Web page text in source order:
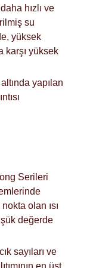
hızlı ve
su
yüksek
karşı yüksek
yapılan
Serileri
olan ısı
değerde
sayıları ve
en üst